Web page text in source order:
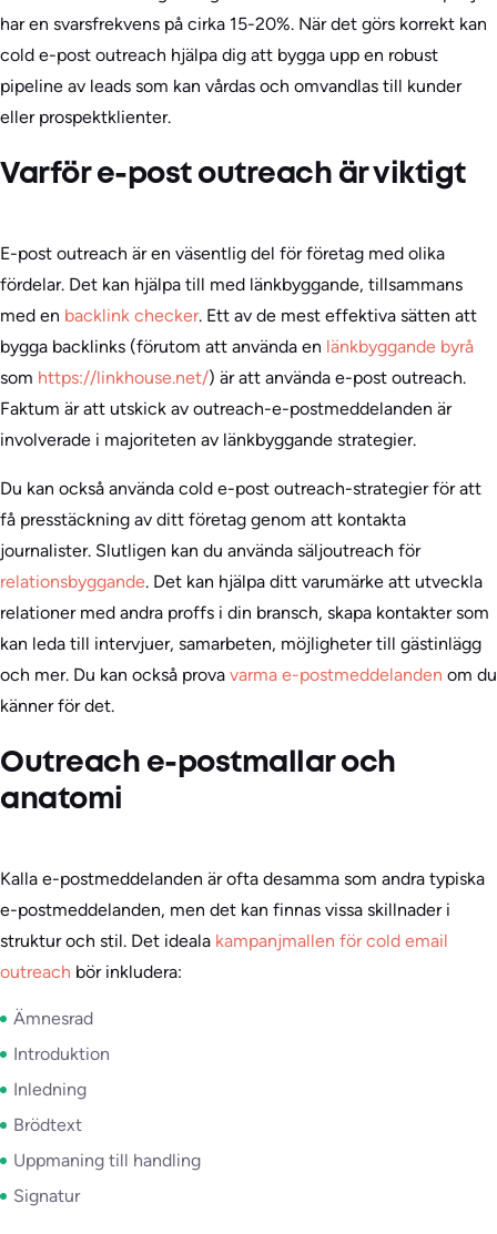
har en svarsfrekvens på cirka 15-20%. När det görs korrekt kan
cold e-post outreach hjälpa dig att bygga upp en robust
pipeline av leads som kan vårdas och omvandlas till kunder
eller prospektklienter.
Varför e-post outreach är viktigt
E-post outreach är en väsentlig del för företag med olika
fördelar. Det kan hjälpa till med länkbyggande, tillsammans
med en backlink checker. Ett av de mest effektiva sätten att
bygga backlinks (förutom att använda en länkbyggande byrå
som https://linkhouse.net/) är att använda e-post outreach.
Faktum är att utskick av outreach-e-postmeddelanden är
involverade i majoriteten av länkbyggande strategier.
Du kan också använda cold e-post outreach-strategier för att
få presstäckning av ditt företag genom att kontakta
journalister. Slutligen kan du använda säljoutreach för
relationsbyggande. Det kan hjälpa ditt varumärke att utveckla
relationer med andra proffs i din bransch, skapa kontakter som
kan leda till intervjuer, samarbeten, möjligheter till gästinlägg
och mer. Du kan också prova varma e-postmeddelanden om du
känner för det.
Outreach e-postmallar och
anatomi
Kalla e-postmeddelanden är ofta desamma som andra typiska
e-postmeddelanden, men det kan finnas vissa skillnader i
struktur och stil. Det ideala kampanjmallen för cold email
outreach bör inkludera:
Ämnesrad
Introduktion
Inledning
Brödtext
Uppmaning till handling
Signatur